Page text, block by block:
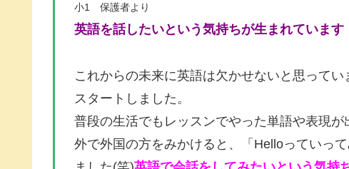
小1 保護者より
英語を話したいという気持ちが生まれています
これからの未来に英語は欠かせないと思って
スタートしました。
普段の生活でもレッスンでやった単語や表現が
外で外国の方をみかけると、「Helloっていっ